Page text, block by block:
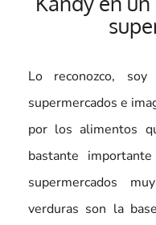
Lo reconozco,
supermercados e
por los alimentos
bastante
supermercados
verduras son la